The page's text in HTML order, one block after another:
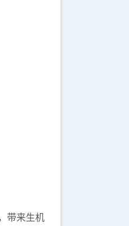
带来生机